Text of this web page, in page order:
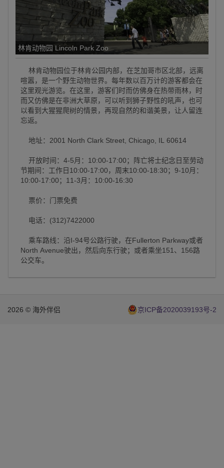
林肯动物园 Lincoln Park Zoo
林肯动物园位于林肯公园内部，在芝加哥市区北部，远离
喧嚣，是一个野生动物世界。每年数以百万计的游客都会在
这里观光游览。在这里，游客们时而仿佛身在热带雨林，时
而又仿佛是在非洲大草原，可以听到狮子野性的吼声，也可
以看到大猩猩爬树的情景，再现自然的和谐美景，让人留连
忘返。
地址：2001 North Clark Street, Chicago, IL 60614
开放时间：4-5月：10:00-17:00；阵亡将士纪念日至劳动
节期间：工作日10:00-17:00，周末10:00-18:30；9-10月：
10:00-17:00；11-3月：10:00-16:30
票价：门票免费
电话：(312)7422000
乘车路线：沿I-94号公路行驶，在Fullerton Parkway或者
North Avenue驶出，然后向东行驶；或者乘坐151、156路
公交车。
2026 © 海外伴侣 京ICP备2020039193号-2